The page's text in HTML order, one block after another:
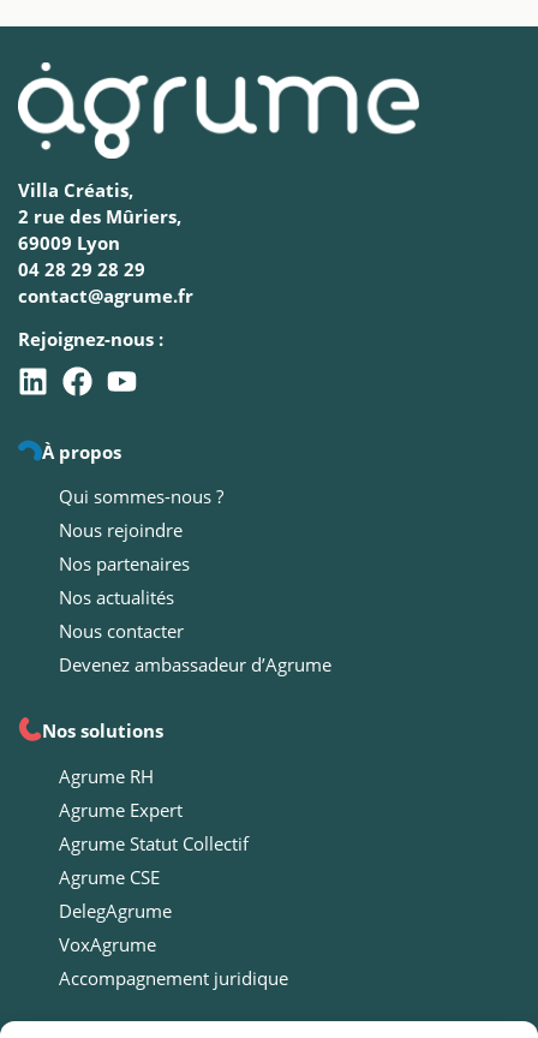
Villa Créatis,
2 rue des Mûriers,
69009 Lyon
04 28 29 28 29
contact@agrume.fr
Rejoignez-nous :
À propos
Qui sommes-nous ?
Nous rejoindre
Nos partenaires
Nos actualités
Nous contacter
Devenez ambassadeur d’Agrume
Nos solutions
Agrume RH
Agrume Expert
Agrume Statut Collectif
Agrume CSE
DelegAgrume
VoxAgrume
Accompagnement juridique